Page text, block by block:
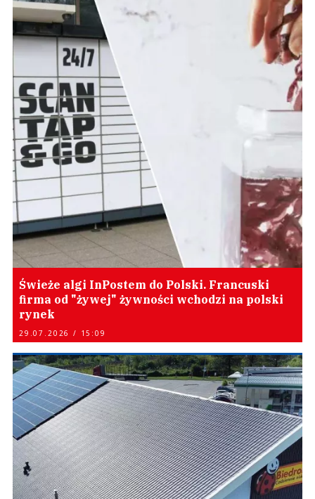
Świeże algi InPostem do Polski. Francuski
firma od "żywej" żywności wchodzi na polski
rynek
29.07.2026 / 15:09